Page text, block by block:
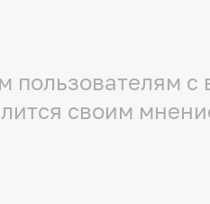
пользователям с
своим